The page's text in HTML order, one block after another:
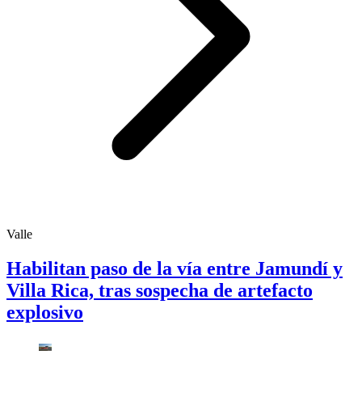
Valle
Habilitan paso de la vía entre Jamundí y
Villa Rica, tras sospecha de artefacto
explosivo